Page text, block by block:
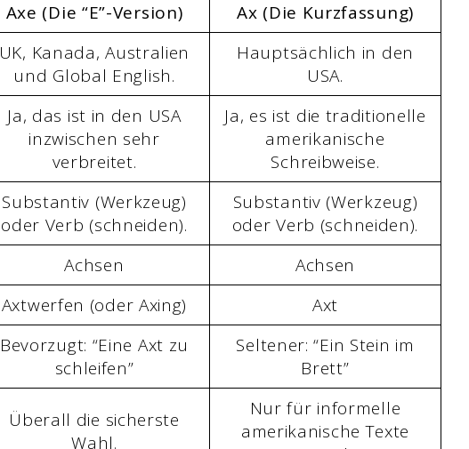
Axe (Die “E”-Version) Ax (Die Kurzfassung)
UK, Kanada, Australien
und Global English.
Hauptsächlich in den
USA.
Ja, das ist in den USA
inzwischen sehr
verbreitet.
Ja, es ist die traditionelle
amerikanische
Schreibweise.
Substantiv (Werkzeug)
oder Verb (schneiden).
Substantiv (Werkzeug)
oder Verb (schneiden).
Achsen
Achsen
Axtwerfen (oder Axing) Axt
Bevorzugt: “Eine Axt zu
schleifen”
Seltener: “Ein Stein im
Brett”
Überall die sicherste
Wahl.
Nur für informelle
amerikanische Texte